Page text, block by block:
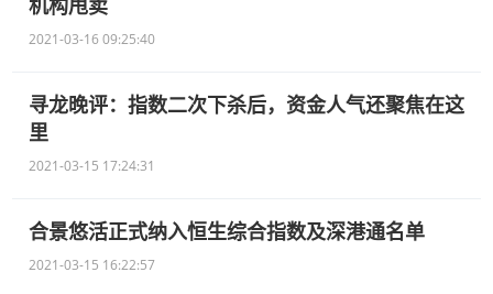
2021-03-16 09:25:40
寻龙晚评：指数二次下杀后，资金人气还聚焦在这
里
2021-03-15 17:24:31
合景悠活正式纳入恒生综合指数及深港通名单
2021-03-15 16:22:57